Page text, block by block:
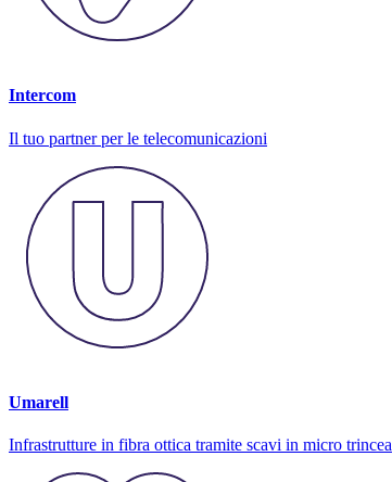
Intercom
Il tuo partner per le telecomunicazioni
Umarell
Infrastrutture in fibra ottica tramite scavi in micro trincea